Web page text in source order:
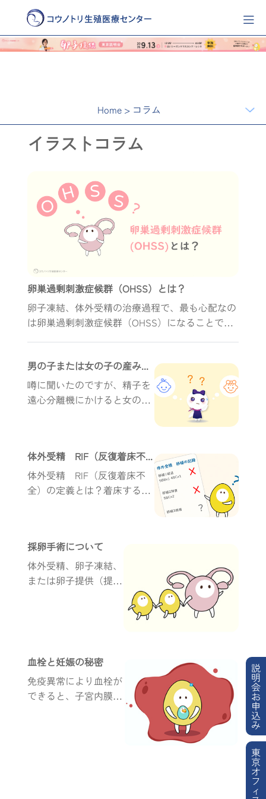
Home> コラム
イラストコラム
卵巣過剰刺激症候群（OHSS）とは？
卵子凍結、体外受精の治療過程で、最も心配なの
は卵巣過剰刺激症候群（OHSS）になることです
（OHSS）の症状が現れた場合、どのように処置
し治療をするのでしょうか？
男の子または女の子の産み分けはできる？
噂に聞いたのですが、精子を
遠心分離機にかけると女の子
体外受精 RIF（反復着床不全）の原因を探し出す
体外受精 RIF（反復着床不
全）の定義とは？着床する方
と着床に影響を及ぼしま...
採卵手術について
体外受精、卵子凍結、
または卵子提供（提供
どのように行われるの
でしょうか？手術後
に...
血栓と妊娠の秘密
免疫異常により血栓が
できると、子宮内膜か
説
明
会
お
申
込
み
東
京
オ
フ
ィ